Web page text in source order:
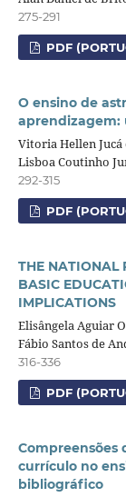
275-291
PDF
O ensino de
aprendizagem:
Vitoria Hellen Jucá
Lisboa Coutinho
292-315
PDF
THE NATIONAL
BASIC
IMPLICATIONS
Elisângela Aguiar
Fábio Santos de
316-336
PDF
Compreensões
currículo no
bibliográfico